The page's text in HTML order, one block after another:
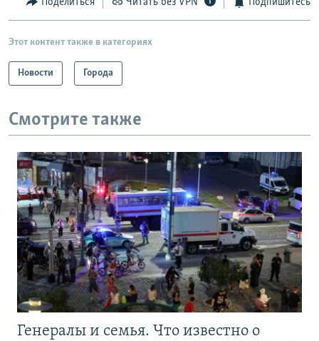
Поделиться Читать без VPN Подпишитесь
Этот контент также в категориях
Новости Города
Смотрите также
Генералы и семья. Что известно о